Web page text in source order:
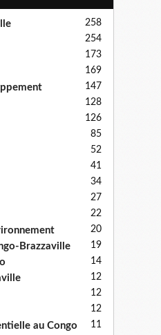
258
254
173
169
147
128
126
85
52
41
34
27
22
20
Brazzaville 19
14
12
12
12
au Congo 11